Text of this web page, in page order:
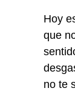
Hoy
que
no te